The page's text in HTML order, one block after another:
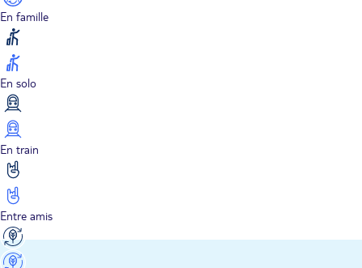
En famille
En solo
En train
Entre amis